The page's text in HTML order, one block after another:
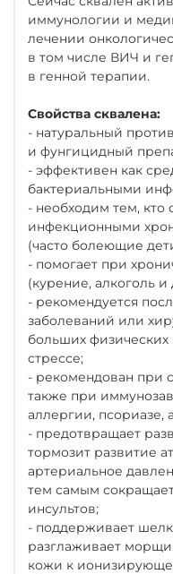
иммунологии и
лечении
в том числе ВИЧ и
в генной терапии.
Свойства сквалена:
- натуральный
и фунгицидный
- эффективен как
бактериальными
- необходим тем, кто
инфекционными
(часто болеющие
- помогает при
(курение, алкоголь и
- рекомендуется
заболеваний или
больших физических
стрессе;
- рекомендован при
также при
аллергии, псориазе,
- предотвращает
тормозит развитие
артериальное
тем самым
инсультов;
- поддерживает
разглаживает
кожи к